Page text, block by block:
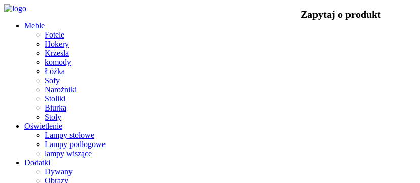
Meble
Fotele
Hokery
Krzesła
komody
Łóżka
Sofy
Narożniki
Stoliki
Biurka
Stoły
Oświetlenie
Lampy stołowe
Lampy podłogowe
lampy wiszące
Dodatki
Dywany
Obrazy